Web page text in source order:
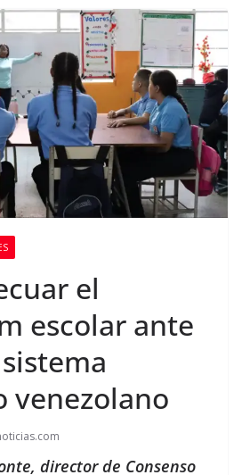
el
escolar ante
venezolano
director de Consenso